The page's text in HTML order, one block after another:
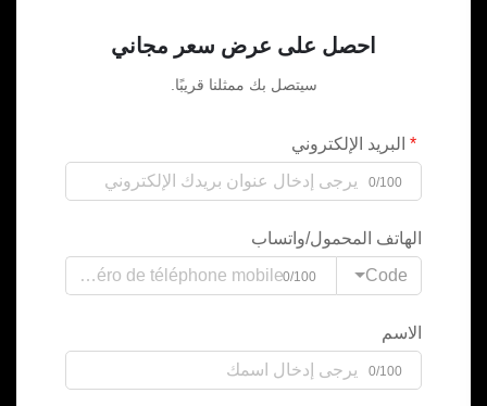
احصل على عرض سعر مجاني
سيتصل بك ممثلنا قريبًا.
البريد الإلكتروني
0/100
الهاتف المحمول/واتساب
Code
0/100
الاسم
0/100